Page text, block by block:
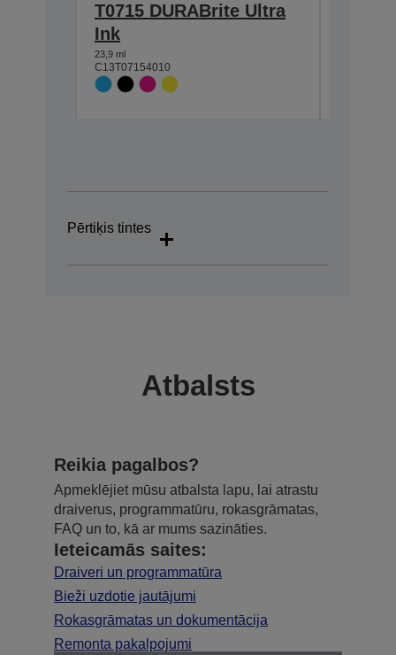
T0715 DURABrite Ultra
Ink
23,9 ml
C13T07154010
Pērtiķis tintes
Atbalsts
Reikia pagalbos?
Apmeklējiet mūsu atbalsta lapu, lai atrastu
draiverus, programmatūru, rokasgrāmatas,
FAQ un to, kā ar mums sazināties.
Ieteicamās saites:
Draiveri un programmatūra
Bieži uzdotie jautājumi
Rokasgrāmatas un dokumentācija
Remonta pakalpojumi